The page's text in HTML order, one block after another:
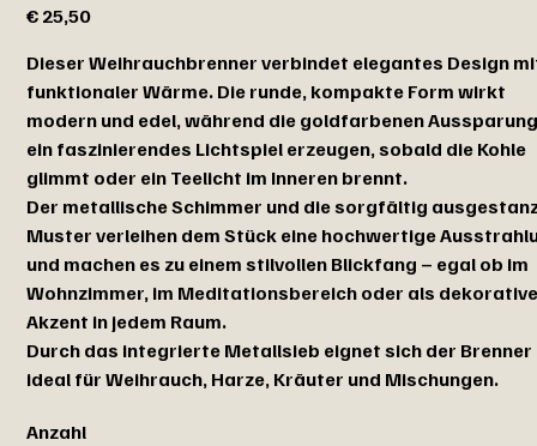
€ 25,50
Dieser Weihrauchbrenner verbindet elegantes Design
funktionaler Wärme. Die runde, kompakte Form wirkt
modern und edel, während die goldfarbenen
ein faszinierendes Lichtspiel erzeugen, sobald die Kohle
glimmt oder ein Teelicht im Inneren brennt.
Der metallische Schimmer und die sorgfältig
Muster verleihen dem Stück eine hochwertige
und machen es zu einem stilvollen Blickfang – egal ob im
Wohnzimmer, im Meditationsbereich oder als
Akzent in jedem Raum.
Durch das integrierte Metallsieb eignet sich der Brenner
ideal für Weihrauch, Harze, Kräuter und Mischungen.
Anzahl